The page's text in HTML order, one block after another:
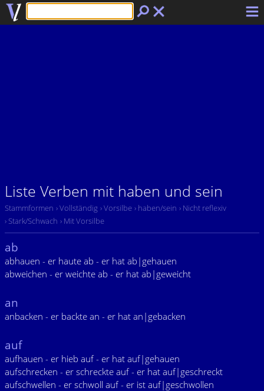
Liste Verben mit haben und sein
Stammformen › Vollständig › Vorsilbe › haben/sein › Nicht reflexiv
› Stark/Schwach › Mit Vorsilbe
ab
abhauen - er haute ab - er hat ab|gehauen
abweichen - er weichte ab - er hat ab|geweicht
an
anbacken - er backte an - er hat an|gebacken
auf
aufhauen - er hieb auf - er hat auf|gehauen
aufschrecken - er schreckte auf - er hat auf|geschreckt
aufschwellen - er schwoll auf - er ist auf|geschwollen